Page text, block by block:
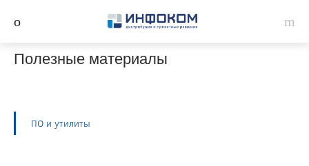
Полезные материалы
ПО и утилиты